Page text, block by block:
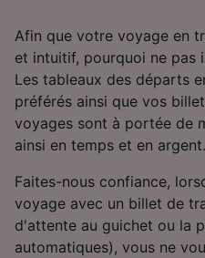
Afin que votre voyage en
et intuitif, pourquoi ne pas
Les tableaux des départs
préférés ainsi que vos
voyages sont à portée de
ainsi en temps et en argent.
Faites-nous confiance,
voyage avec un billet de
d'attente au guichet ou la
automatiques), vous ne